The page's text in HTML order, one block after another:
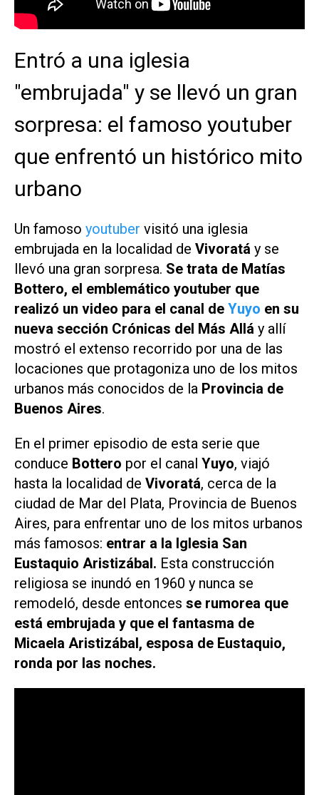
Entró a una iglesia
"embrujada" y se llevó un gran
sorpresa: el famoso youtuber
que enfrentó un histórico mito
urbano
Un famoso youtuber visitó una iglesia
embrujada en la localidad de Vivoratá y se
llevó una gran sorpresa. Se trata de Matías
Bottero, el emblemático youtuber que
realizó un video para el canal de Yuyo en su
nueva sección Crónicas del Más Allá y allí
mostró el extenso recorrido por una de las
locaciones que protagoniza uno de los mitos
urbanos más conocidos de la Provincia de
Buenos Aires.
En el primer episodio de esta serie que
conduce Bottero por el canal Yuyo, viajó
hasta la localidad de Vivoratá, cerca de la
ciudad de Mar del Plata, Provincia de Buenos
Aires, para enfrentar uno de los mitos urbanos
más famosos: entrar a la Iglesia San
Eustaquio Aristizábal. Esta construcción
religiosa se inundó en 1960 y nunca se
remodeló, desde entonces se rumorea que
está embrujada y que el fantasma de
Micaela Aristizábal, esposa de Eustaquio,
ronda por las noches.